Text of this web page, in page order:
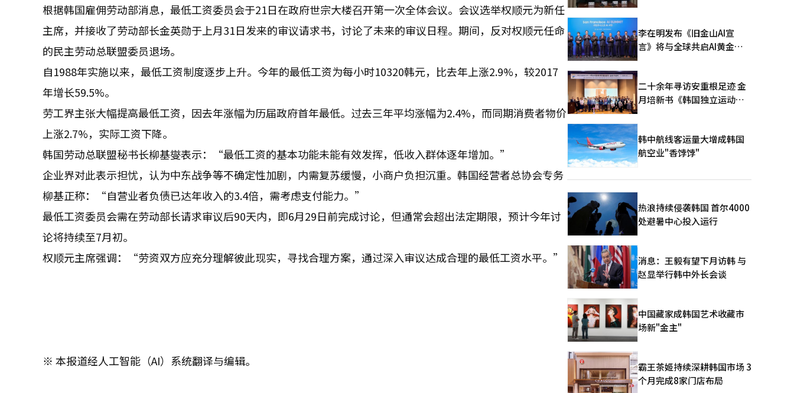
根据韩国雇佣劳动部消息，最低工资委员会于21日在政府世宗大楼召开第一次全体会议。会议选举权顺元为新任
主席，并接收了劳动部长金英勋于上月31日发来的审议请求书，讨论了未来的审议日程。期间，反对权顺元任命
的民主劳动总联盟委员退场。
自1988年实施以来，最低工资制度逐步上升。今年的最低工资为每小时10320韩元，比去年上涨2.9%，较2017
年增长59.5%。
劳工界主张大幅提高最低工资，因去年涨幅为历届政府首年最低。过去三年平均涨幅为2.4%，而同期消费者物价
上涨2.7%，实际工资下降。
韩国劳动总联盟秘书长柳基燮表示：“最低工资的基本功能未能有效发挥，低收入群体逐年增加。”
企业界对此表示担忧，认为中东战争等不确定性加剧，内需复苏缓慢，小商户负担沉重。韩国经营者总协会专务
柳基正称：“自营业者负债已达年收入的3.4倍，需考虑支付能力。”
最低工资委员会需在劳动部长请求审议后90天内，即6月29日前完成讨论，但通常会超出法定期限，预计今年讨
论将持续至7月初。
权顺元主席强调：“劳资双方应充分理解彼此现实，寻找合理方案，通过深入审议达成合理的最低工资水平。”
※ 本报道经人工智能（AI）系统翻译与编辑。
李在明发布《旧金山AI宣
言》将与全球共启AI黄金时
二十余年寻访安重根足迹 金
月培新书《韩国独立运动圣
韩中航线客运量大增成韩国
航空业"香饽饽"
热浪持续侵袭韩国 首尔4000
处避暑中心投入运行
消息：王毅有望下月访韩 与
赵显举行韩中外长会谈
中国藏家成韩国艺术收藏市
场新"金主"
霸王茶姬持续深耕韩国市场 3
个月完成8家门店布局